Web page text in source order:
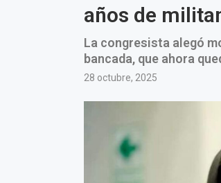
años de
La congresista alegó
bancada, que ahora
28 octubre, 2025